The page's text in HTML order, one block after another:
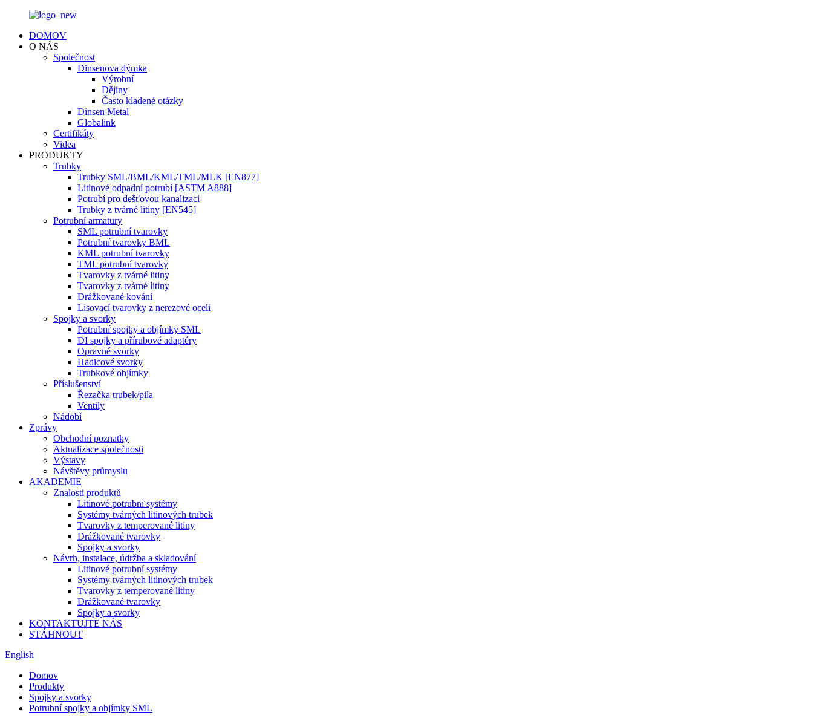
DOMOV
O NÁS
Společnost
Dinsenova dýmka
Výrobní
Dějiny
Často kladené otázky
Dinsen Metal
Globalink
Certifikáty
Videa
PRODUKTY
Trubky
Trubky SML/BML/KML/TML/MLK [EN877]
Litinové odpadní potrubí [ASTM A888]
Potrubí pro dešťovou kanalizaci
Trubky z tvárné litiny [EN545]
Potrubní armatury
SML potrubní tvarovky
Potrubní tvarovky BML
KML potrubní tvarovky
TML potrubní tvarovky
Tvarovky z tvárné litiny
Tvarovky z tvárné litiny
Drážkované kování
Lisovací tvarovky z nerezové oceli
Spojky a svorky
Potrubní spojky a objímky SML
DI spojky a přírubové adaptéry
Opravné svorky
Hadicové svorky
Trubkové objímky
Příslušenství
Řezačka trubek/pila
Ventily
Nádobí
Zprávy
Obchodní poznatky
Aktualizace společnosti
Výstavy
Návštěvy průmyslu
AKADEMIE
Znalosti produktů
Litinové potrubní systémy
Systémy tvárných litinových trubek
Tvarovky z temperované litiny
Drážkované tvarovky
Spojky a svorky
Návrh, instalace, údržba a skladování
Litinové potrubní systémy
Systémy tvárných litinových trubek
Tvarovky z temperované litiny
Drážkované tvarovky
Spojky a svorky
KONTAKTUJTE NÁS
STÁHNOUT
English
Domov
Produkty
Spojky a svorky
Potrubní spojky a objímky SML